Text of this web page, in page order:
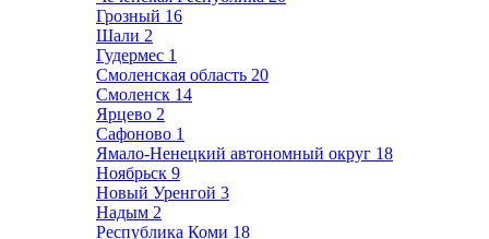
Грозный 16
Шали 2
Гудермес 1
Смоленская область 20
Смоленск 14
Ярцево 2
Сафоново 1
Ямало-Ненецкий автономный округ 18
Ноябрьск 9
Новый Уренгой 3
Надым 2
Республика Коми 18